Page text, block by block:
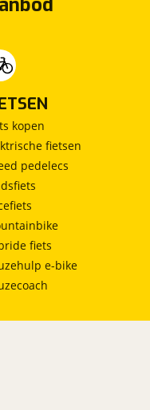
GROTE
Nieuwe
Brandstof,
tenaamstelling. Dit
(12 maanden);
kopen
fietsen
pedelecs
fiets
e-bike